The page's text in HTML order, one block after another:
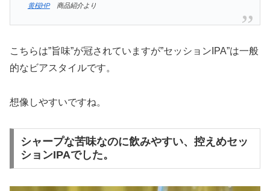
黄桜HP商品紹介より
こちらは”旨味”が冠されていますが”セッションIPA”は一般
的なビアスタイルです。
想像しやすいですね。
シャープな苦味なのに飲みやすい、控えめセッ
ションIPAでした。